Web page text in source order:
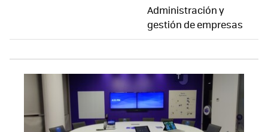
Administración y
gestión de empresas